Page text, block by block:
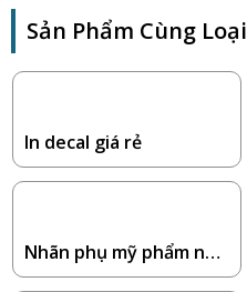
Sản Phẩm Cùng Loại
In decal giá rẻ
Nhãn phụ mỹ phẩm nhậ
p khẩu